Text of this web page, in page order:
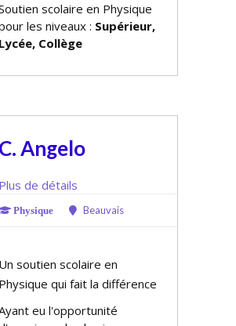
scolaire en Physique
les niveaux : Supérieur,
Lycée, Collège
C. Angelo
Plus de détails
Physique Beauvais
Un soutien scolaire en
Physique qui fait la différence
eu l'opportunité